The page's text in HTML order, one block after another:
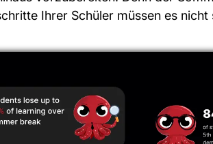
Ihrer Schüler müssen es nicht